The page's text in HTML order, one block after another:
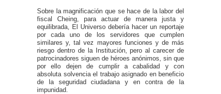
Sobre la magnificación que se hace de la labor del
fiscal Cheing, para actuar de manera justa y
equilibrada, El Universo debería hacer un reportaje
por cada uno de los servidores que cumplen
similares y, tal vez mayores funciones y de más
riesgo dentro de la Institución, pero al carecer de
patrocinadores siguen de héroes anónimos, sin que
por ello dejen de cumplir a cabalidad y con
absoluta solvencia el trabajo asignado en beneficio
de la seguridad ciudadana y en contra de la
impunidad.